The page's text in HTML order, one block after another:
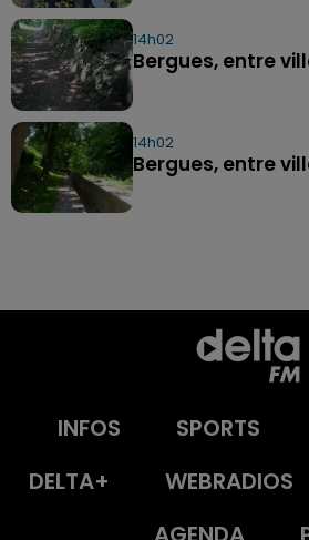
14h02
Bergues, entre
14h02
Bergues, entre
INFOS SPORTS
DELTA+
WEBRADIOS